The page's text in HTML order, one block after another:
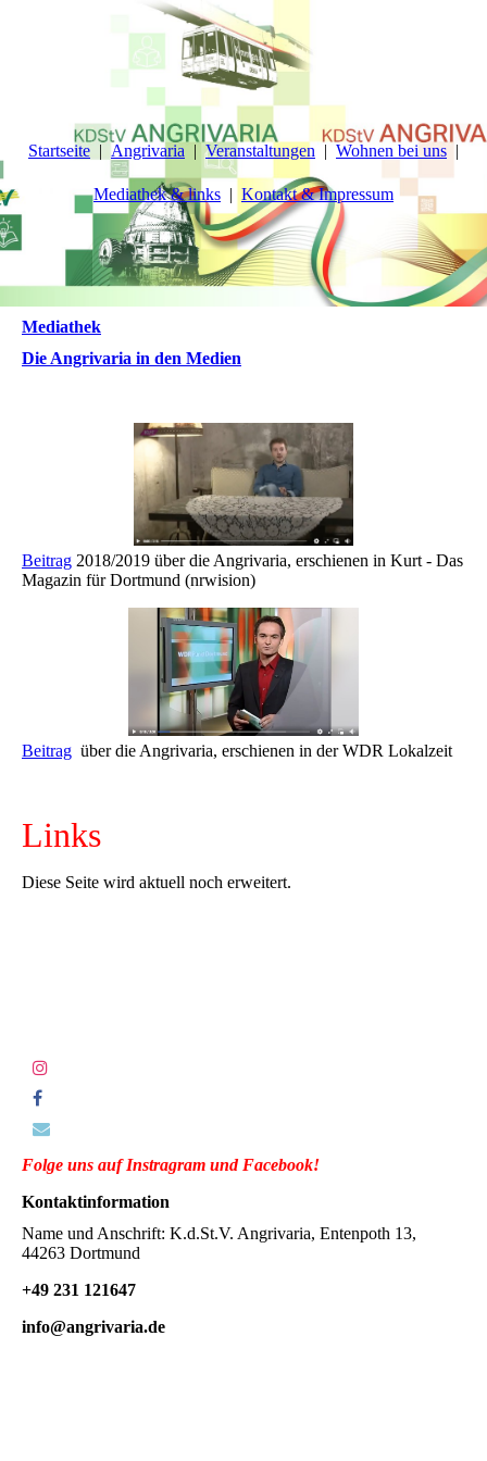
Startseite Angrivaria Veranstaltungen Wohnen bei uns
Mediathek & links Kontakt & Impressum
Mediathek
Die Angrivaria in den Medien
Beitrag 2018/2019 über die Angrivaria, erschienen in Kurt - Das
Magazin für Dortmund (nrwision)
Beitrag über die Angrivaria, erschienen in der WDR Lokalzeit
Links
Diese Seite wird aktuell noch erweitert.
Folge uns auf Instragram und Facebook!
Kontaktinformation
Name und Anschrift: K.d.St.V. Angrivaria, Entenpoth 13,
44263 Dortmund
+49 231 121647
info@angrivaria.de